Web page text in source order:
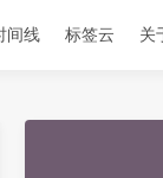
间线 标签云 关